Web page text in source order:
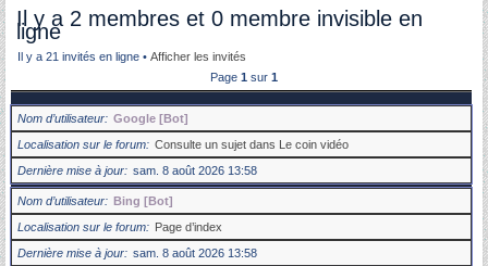
r
c
h
e
r
Il y a 2 membres et 0 membre invisible en
ligne
Il y a 21 invités en ligne • Afficher les invités
Page 1 sur 1
Nom d’utilisateur
Google [Bot]
Localisation sur le forum
Consulte un sujet dans Le coin vidéo
Dernière mise à jour
sam. 8 août 2026 13:58
Nom d’utilisateur
Bing [Bot]
Localisation sur le forum
Page d’index
Dernière mise à jour
sam. 8 août 2026 13:58